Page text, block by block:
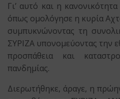
Γι’ αυτό και η
όπως ομολόγησε η κυρία
συμπυκνώνοντας τη
ΣΥΡΙΖΑ υπονομεύοντας την
προσπάθεια και
πανδημίας.
Διερωτήθηκε, άραγε, η